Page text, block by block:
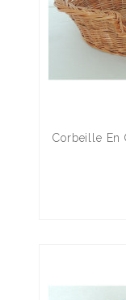
Corbeille En